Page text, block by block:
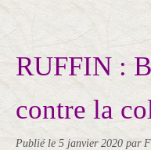
RUFFIN :
contre la
Publié le 5 janvier 2020 par